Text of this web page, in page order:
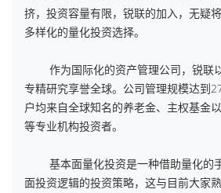
挤，投资容量有限，锐联的加入，无疑
多样化的量化投资选择。
作为国际化的资产管理公司，锐联
专精研究享誉全球。公司管理规模达到
户均来自全球知名的养老金、主权基金
等专业机构投资者。
基本面量化投资是一种借助量化的
面投资逻辑的投资策略，这与目前大家